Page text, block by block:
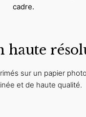
cadre.
haute
sur un papier
et de haute qualité.